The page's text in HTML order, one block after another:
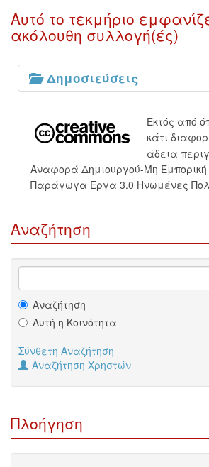
Αυτό το τεκμήριο
ακόλουθη συλλογή(ές)
Δημοσιεύσεις
Εκτός από
κάτι
άδεια
Αναφορά Δημιουργού-Μη Εμπορική
Παράγωγα Έργα 3.0 Ηνωμένες
Αναζήτηση
Αναζήτηση
Αυτή η Κοινότητα
Σύνθετη Αναζήτηση
Αναζήτηση Χρηστών
Πλοήγηση